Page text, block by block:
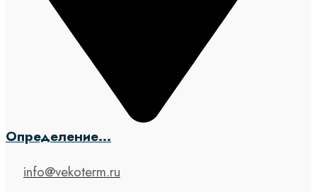
Определение...
info@vekoterm.ru